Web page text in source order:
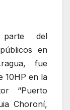
parte del
en
fue
10HP en la
“Puerto
Choroní,